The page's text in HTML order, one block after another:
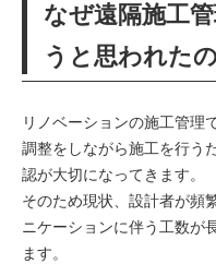
なぜ遠隔施工
うと思われた
リノベーションの施工管理
調整をしながら施工を行う
認が大切になってきます。
そのため現状、設計者が頻
ニケーションに伴う工数が
ます。